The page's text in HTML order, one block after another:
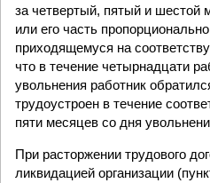
за четвертый, пятый и шестой
или его часть
приходящемуся на
что в течение четырнадцати
увольнения работник
трудоустроен в течение
пяти месяцев со дня
При расторжении трудового
ликвидацией организации